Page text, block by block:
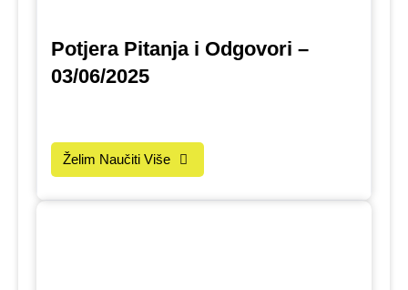
Potjera Pitanja i Odgovori –
03/06/2025
Želim Naučiti Više